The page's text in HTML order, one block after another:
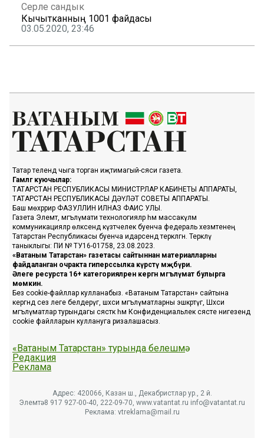
Серле сандык
Кычытканның 1001 файдасы
03.05.2020, 23:46
Татар телендә чыга торган иҗтимагый-сәяси газета.
Гамәлгә куючылар:
ТАТАРСТАН РЕСПУБЛИКАСЫ МИНИСТРЛАР КАБИНЕТЫ АППАРАТЫ,
ТАТАРСТАН РЕСПУБЛИКАСЫ ДӘҮЛӘТ СОВЕТЫ АППАРАТЫ.
Баш мөхәррир ФАЗУЛЛИН ИЛНАЗ ФАИС УЛЫ.
Газета Элемтә, мәгълүмати технологияләр һәм массакүләм
коммуникацияләр өлкәсендә күзәтчелек буенча федераль хезмәтенең
Татарстан Республикасы буенча идарәсендә теркәлгән. Теркәлү
таныклыгы: ПИ № ТУ16-01758, 23.08.2023.
«Ватаным Татарстан» газетасы сайтыннан материалларны
файдаланган очракта гиперссылка күрсәтү мәҗбүри.
Әлеге ресурста 16+ категорияләренә кергән мәгълүмат булырга
мөмкин.
Без cookie-файллар кулланабыз. «Ватаным Татарстан» сайтына
кергәндә сез әлеге белдерүгә, шәхси мәгълүматларны эшкәртүгә, Шәхси
мәгълүматлар турындагы сәясәткә һәм Конфиденциальлек сәясәте нигезендә
cookie файлларын куллануга ризалашасыз.
«Ватаным Татарстан» турында белешмә
Редакция
Реклама
Адрес: 420066, Казан ш., Декабристлар ур., 2 й.
Элемтә: 8 917 927-00-40, 222-09-70, www.vatantat.ru info@vatantat.ru
Реклама: vtreklama@mail.ru